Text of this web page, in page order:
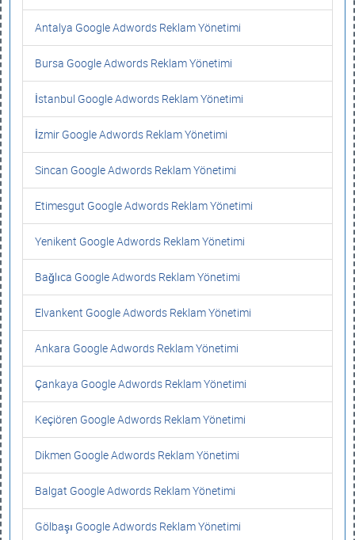
Antalya Google Adwords Reklam Yönetimi
Bursa Google Adwords Reklam Yönetimi
İstanbul Google Adwords Reklam Yönetimi
İzmir Google Adwords Reklam Yönetimi
Sincan Google Adwords Reklam Yönetimi
Etimesgut Google Adwords Reklam Yönetimi
Yenikent Google Adwords Reklam Yönetimi
Bağlıca Google Adwords Reklam Yönetimi
Elvankent Google Adwords Reklam Yönetimi
Ankara Google Adwords Reklam Yönetimi
Çankaya Google Adwords Reklam Yönetimi
Keçiören Google Adwords Reklam Yönetimi
Dikmen Google Adwords Reklam Yönetimi
Balgat Google Adwords Reklam Yönetimi
Gölbaşı Google Adwords Reklam Yönetimi